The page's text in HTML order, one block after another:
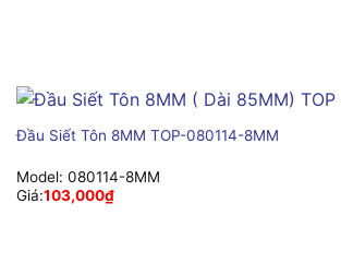
Đầu Siết Tôn 8MM TOP-080114-8MM
Model: 080114-8MM
Giá:103,000₫